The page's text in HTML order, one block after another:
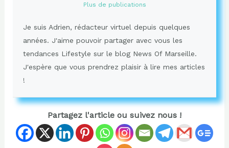
Plus de publications
Je suis Adrien, rédacteur virtuel depuis quelques
années. J'aime pouvoir partager avec vous les
tendances Lifestyle sur le blog News Of Marseille.
J'espère que vous prendrez plaisir à lire mes articles
!
Partagez l'article ou suivez nous !